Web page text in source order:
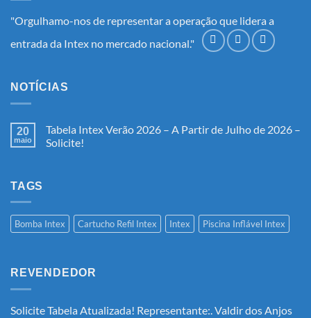
"Orgulhamo-nos de representar a operação que lidera a
entrada da Intex no mercado nacional."
NOTÍCIAS
20
maio
Tabela Intex Verão 2026 – A Partir de Julho de 2026 –
Solicite!
–
A
2026
TAGS
Bomba Intex Cartucho Refil Intex Intex Piscina Inflável Intex
REVENDEDOR
Solicite Tabela Atualizada! Representante:. Valdir dos Anjos